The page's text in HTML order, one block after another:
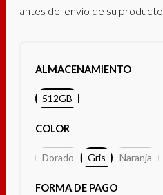
antes del envío de su producto
ALMACENAMIENTO
512GB
COLOR
Dorado Gris Naranja
FORMA DE PAGO